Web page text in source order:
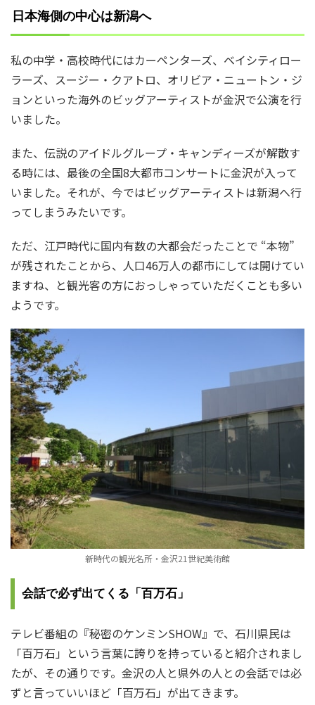
日本海側の中心は新潟へ
私の中学・高校時代にはカーペンターズ、ベイシティロー
ラーズ、スージー・クアトロ、オリビア・ニュートン・ジ
ョンといった海外のビッグアーティストが金沢で公演を行
いました。
また、伝説のアイドルグループ・キャンディーズが解散す
る時には、最後の全国8大都市コンサートに金沢が入って
いました。それが、今ではビッグアーティストは新潟へ行
ってしまうみたいです。
ただ、江戸時代に国内有数の大都会だったことで “本物”
が残されたことから、人口46万人の都市にしては開けてい
ますね、と観光客の方におっしゃっていただくことも多い
ようです。
新時代の観光名所・金沢21世紀美術館
会話で必ず出てくる「百万石」
テレビ番組の『秘密のケンミンSHOW』で、石川県民は
「百万石」という言葉に誇りを持っていると紹介されまし
たが、その通りです。金沢の人と県外の人との会話では必
ずと言っていいほど「百万石」が出てきます。